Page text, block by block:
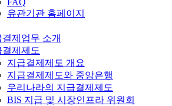
FAQ
유관기관 홈페이지
결제업무 소개
결제제도
지급결제제도 개요
지급결제제도와 중앙은행
우리나라의 지급결제제도
BIS 지급 및 시장인프라 위원회